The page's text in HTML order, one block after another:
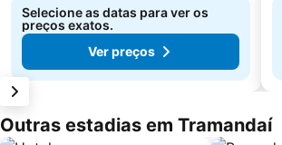
Selecione as datas para ver os
preços exatos.
Ver preços
Outras estadias em Tramandaí